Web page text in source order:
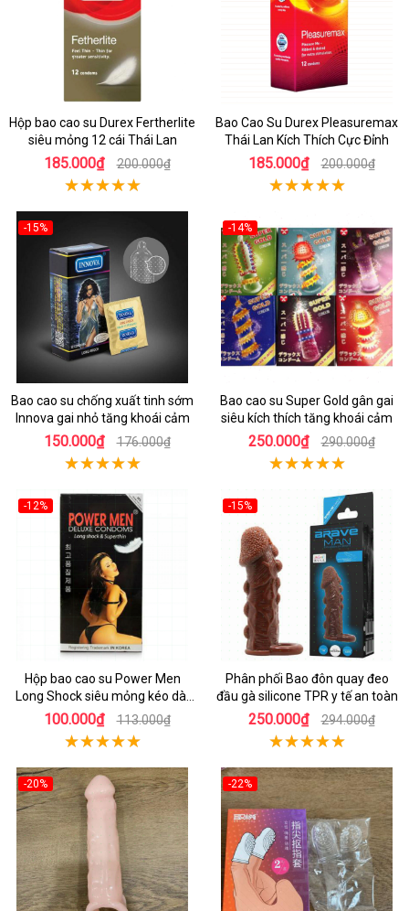
Hộp bao cao su Durex Fertherlite
siêu mỏng 12 cái Thái Lan
185.000₫ 200.000₫
Bao Cao Su Durex Pleasuremax
Thái Lan Kích Thích Cực Đỉnh
185.000₫ 200.000₫
-15%
Bao cao su chống xuất tinh sớm
Innova gai nhỏ tăng khoái cảm
150.000₫ 176.000₫
-14%
Bao cao su Super Gold gân gai
siêu kích thích tăng khoái cảm
250.000₫ 290.000₫
-12%
Hộp bao cao su Power Men
Long Shock siêu mỏng kéo dài
thời gian
100.000₫ 113.000₫
-15%
Phân phối Bao đôn quay đeo
đầu gà silicone TPR y tế an toàn
250.000₫ 294.000₫
-20% -22%